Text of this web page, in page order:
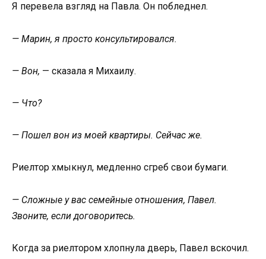
Я перевела взгляд на Павла. Он побледнел.
— Марин, я просто консультировался.
— Вон, — сказала я Михаилу.
— Что?
— Пошел вон из моей квартиры. Сейчас же.
Риелтор хмыкнул, медленно сгреб свои бумаги.
— Сложные у вас семейные отношения, Павел.
Звоните, если договоритесь.
Когда за риелтором хлопнула дверь, Павел вскочил.